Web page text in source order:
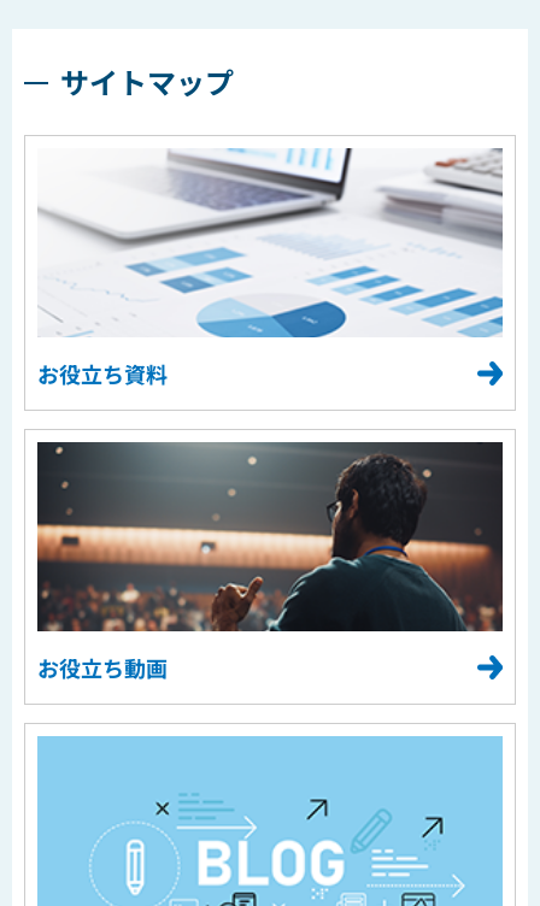
サイトマップ
お役立ち資料
お役立ち動画